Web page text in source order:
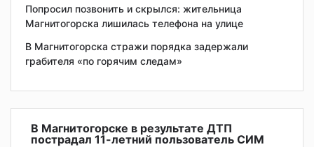
Попросил позвонить и скрылся: жительница
Магнитогорска лишилась телефона на улице
В Магнитогорска стражи порядка задержали
грабителя «по горячим следам»
В Магнитогорске в результате ДТП
пострадал 11-летний пользователь СИМ